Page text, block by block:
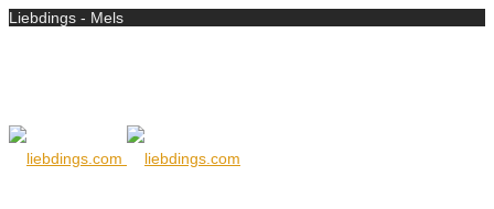
Liebdings - Mels